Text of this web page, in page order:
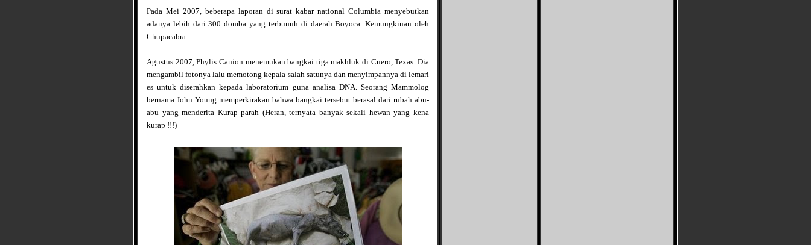
Pada Mei 2007, beberapa laporan di surat kabar national Columbia menyebutkan
adanya lebih dari 300 domba yang terbunuh di daerah Boyoca. Kemungkinan oleh
Chupacabra.
Agustus 2007, Phylis Canion menemukan bangkai tiga makhluk di Cuero, Texas. Dia
mengambil fotonya lalu memotong kepala salah satunya dan menyimpannya di lemari
es untuk diserahkan kepada laboratorium guna analisa DNA. Seorang Mammolog
bernama John Young memperkirakan bahwa bangkai tersebut berasal dari rubah abu-
abu yang menderita Kurap parah (Heran, ternyata banyak sekali hewan yang kena
kurap !!!)